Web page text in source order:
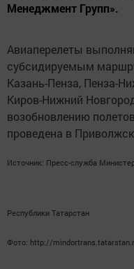
Менеджмент Групп».
Авиаперелеты
субсидируемым
Казань-Пенза, Пенза-
Киров-Нижний
возобновлению
проведена в
Источник: Пресс-служба
Республики Татарстан
Фото: http://